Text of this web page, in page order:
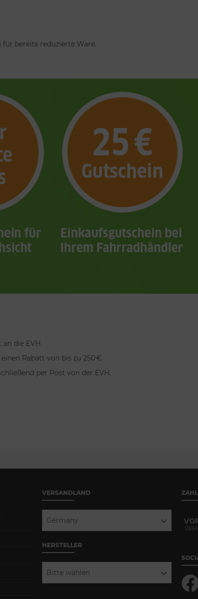
für bereits reduzierte Ware.
die EVH.
Rabatt von bis zu 250 €.
per Post von der EVH.
VERSANDLAND
Germany
HERSTELLER
Bitte wählen